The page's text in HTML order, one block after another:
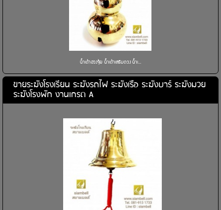
น้ำเต้าฮวงจุ้ย น้ำเต้าเสริมดวง น้ำเ...
ขายระฆังโรงเรียน ระฆังรถไฟ ระฆังเรือ ระฆังบาร์ ระฆังมวย
ระฆังโรงพัก งานเกรด A